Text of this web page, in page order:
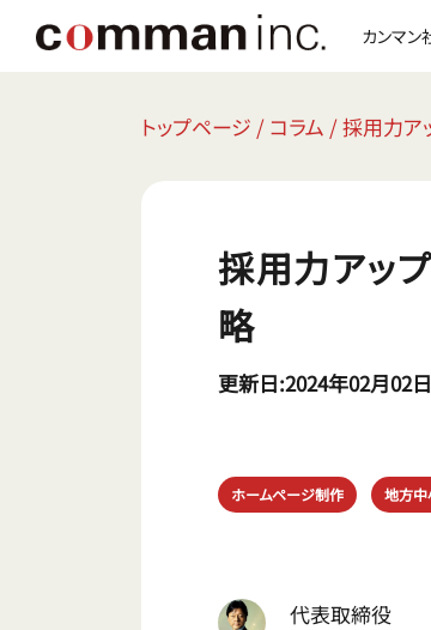
カンマン
トップページ / コラム /採用力ア
採用力アッ
略
更新日:2024年02月02日
ホームページ制作 地方
代表取締役